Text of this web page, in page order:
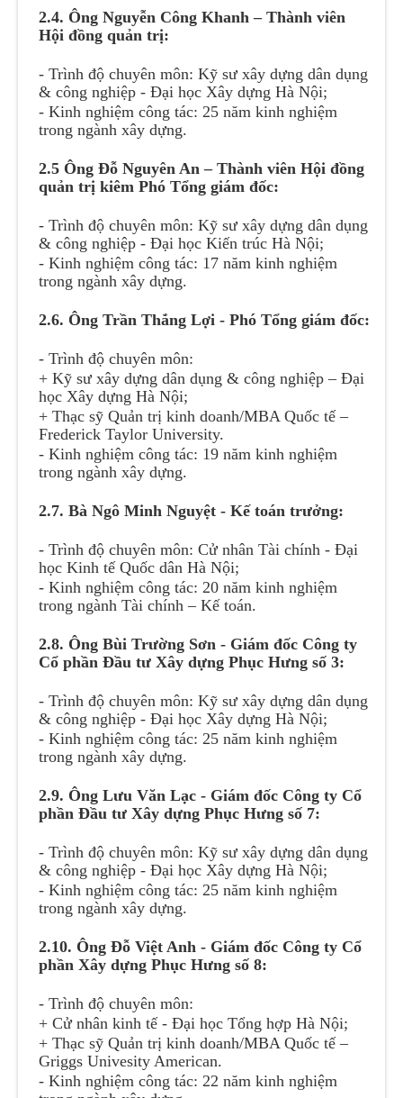
2.4. Ông Nguyễn Công Khanh – Thành viên
Hội đồng quản trị:
- Trình độ chuyên môn: Kỹ sư xây dựng dân dụng
& công nghiệp - Đại học Xây dựng Hà Nội;
- Kinh nghiệm công tác: 25 năm kinh nghiệm
trong ngành xây dựng.
2.5 Ông Đỗ Nguyên An – Thành viên Hội đồng
quản trị kiêm Phó Tổng giám đốc:
- Trình độ chuyên môn: Kỹ sư xây dựng dân dụng
& công nghiệp - Đại học Kiến trúc Hà Nội;
- Kinh nghiệm công tác: 17 năm kinh nghiệm
trong ngành xây dựng.
2.6. Ông Trần Thắng Lợi - Phó Tổng giám đốc:
- Trình độ chuyên môn:
+ Kỹ sư xây dựng dân dụng & công nghiệp – Đại
học Xây dựng Hà Nội;
+ Thạc sỹ Quản trị kinh doanh/MBA Quốc tế –
Frederick Taylor University.
- Kinh nghiệm công tác: 19 năm kinh nghiệm
trong ngành xây dựng.
2.7. Bà Ngô Minh Nguyệt - Kế toán trưởng:
- Trình độ chuyên môn: Cử nhân Tài chính - Đại
học Kinh tế Quốc dân Hà Nội;
- Kinh nghiệm công tác: 20 năm kinh nghiệm
trong ngành Tài chính – Kế toán.
2.8. Ông Bùi Trường Sơn - Giám đốc Công ty
Cổ phần Đầu tư Xây dựng Phục Hưng số 3:
- Trình độ chuyên môn: Kỹ sư xây dựng dân dụng
& công nghiệp - Đại học Xây dựng Hà Nội;
- Kinh nghiệm công tác: 25 năm kinh nghiệm
trong ngành xây dựng.
2.9. Ông Lưu Văn Lạc - Giám đốc Công ty Cổ
phần Đầu tư Xây dựng Phục Hưng số 7:
- Trình độ chuyên môn: Kỹ sư xây dựng dân dụng
& công nghiệp - Đại học Xây dựng Hà Nội;
- Kinh nghiệm công tác: 25 năm kinh nghiệm
trong ngành xây dựng.
2.10. Ông Đỗ Việt Anh - Giám đốc Công ty Cổ
phần Xây dựng Phục Hưng số 8:
- Trình độ chuyên môn:
+ Cử nhân kinh tế - Đại học Tổng hợp Hà Nội;
+ Thạc sỹ Quản trị kinh doanh/MBA Quốc tế –
Griggs Univesity American.
- Kinh nghiệm công tác: 22 năm kinh nghiệm